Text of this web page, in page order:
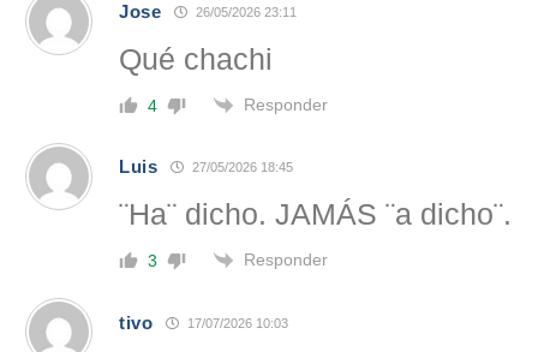
Jose 26/05/2026 23:11
Qué chachi
4 Responder
Luis 27/05/2026 18:45
¨Ha¨ dicho. JAMÁS ¨a dicho¨.
3 Responder
tivo 17/07/2026 10:03